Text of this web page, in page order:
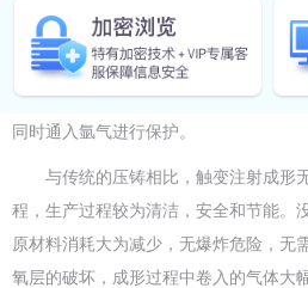
下可以象热塑性塑料一样流动成形，但
及螺杆旋转速度远远高于注塑设备的。
感应加热的复合工艺，将合金加热至
同时通入氩气进行保护。
与传统的压铸相比，触变注射成形
程，生产过程较为清洁，安全和节能。
原材料消耗大为减少，无爆炸危险，无
氧层的破坏，成形过程中卷入的气体大